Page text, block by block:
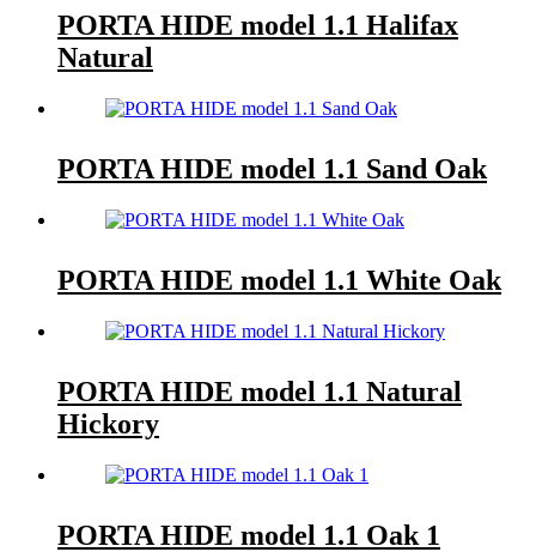
PORTA HIDE model 1.1 Halifax
Natural
PORTA HIDE model 1.1 Sand Oak
PORTA HIDE model 1.1 White Oak
PORTA HIDE model 1.1 Natural
Hickory
PORTA HIDE model 1.1 Oak 1